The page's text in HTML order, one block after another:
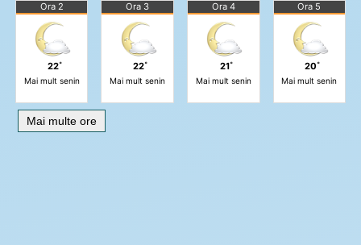
Ora 2
22˚
Mai mult senin
Ora 3
22˚
Mai mult senin
Ora 4
21˚
Mai mult senin
Ora 5
20˚
Mai mult senin
Mai multe ore